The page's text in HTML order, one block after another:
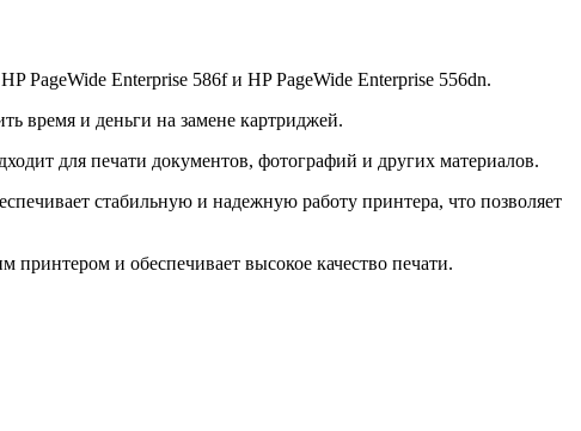
PageWide Enterprise 586f и HP PageWide Enterprise 556dn.
время и деньги на замене картриджей.
для печати документов, фотографий и других материалов.
стабильную и надежную работу принтера, что позволяет
и обеспечивает высокое качество печати.